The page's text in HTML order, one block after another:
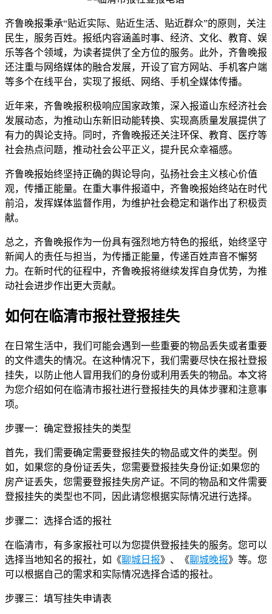
齐鲁晚报秉承“贴近实际、贴近生活、贴近群众”的原则，关注
民生，服务百姓。报纸内容涵盖时事、经济、文化、教育、娱
乐等各个领域，为读者提供了全方位的服务。此外，齐鲁晚报
还注重与网络媒体的融合发展，开设了官方网站、手机客户端
等多个在线平台，实现了报纸、网络、手机全媒体传播。
近年来，齐鲁晚报积极响应国家政策，深入报道山东经济社会
发展动态，为推动山东新旧动能转换、实现高质量发展提供了
有力的舆论支持。同时，齐鲁晚报还关注环保、教育、医疗等
社会热点问题，推动社会公平正义，提升民众幸福感。
齐鲁晚报始终坚持正确的舆论导向，弘扬社会主义核心价值
观，传播正能量。在重大事件报道中，齐鲁晚报始终站在时代
前沿，发挥媒体监督作用，为维护社会稳定和谐作出了积极贡
献。
总之，齐鲁晚报作为一份具有强烈地方特色的报纸，始终坚守
新闻人的责任与担当，为传播正能量，传递百姓声音不懈努
力。在新时代的征程中，齐鲁晚报将继续发挥自身优势，为推
动社会进步作出更大贡献。
如何在临清市报社登报挂失
在日常生活中，我们可能会遇到一些重要的物品丢失或者重要
的文件遗失的情况。在这种情况下，我们需要尽快在报社登报
挂失，以防止他人冒用我们的身份或利用丢失的物品。本文将
为您介绍如何在临清市报社进行登报挂失的具体步骤和注意事
项。
步骤一：确定登报挂失的类型
首先，我们需要确定需要登报挂失的物品或文件的类型。例
如，如果您的身份证丢失，您需要登报挂失身份证;如果您的
房产证丢失，您需要登报挂失房产证。不同的物品和文件需要
登报挂失的类型也不同，因此请您根据实际情况进行选择。
步骤二：选择合适的报社
在临清市，有多家报社可以为您提供登报挂失的服务。您可以
选择当地知名的报社，如《聊城日报》、《聊城晚报》等。您
可以根据自己的需求和实际情况选择合适的报社。
步骤三：填写挂失申请表